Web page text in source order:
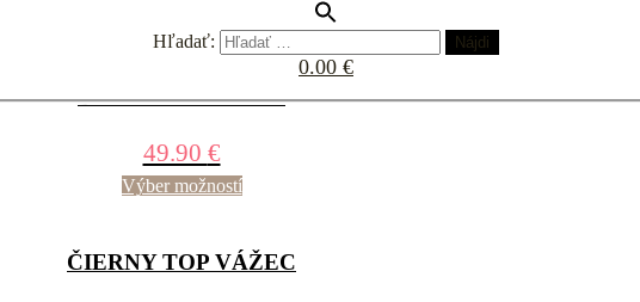
Hľadať:
0.00 €
BIELY TOP VÁŽEC
49.90 €
Výber možností
ČIERNY TOP VÁŽEC